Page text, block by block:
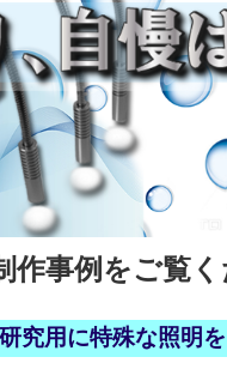
作事例をご覧く
究用に特殊な照明を